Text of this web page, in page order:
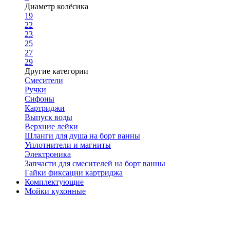
Диаметр колёсика
19
22
23
25
27
29
Другие категории
Смесители
Ручки
Сифоны
Картриджи
Выпуск воды
Верхние лейки
Шланги для душа на борт ванны
Уплотнители и магниты
Электроника
Запчасти для смесителей на борт ванны
Гайки фиксации картриджа
Комплектующие
Мойки кухонные